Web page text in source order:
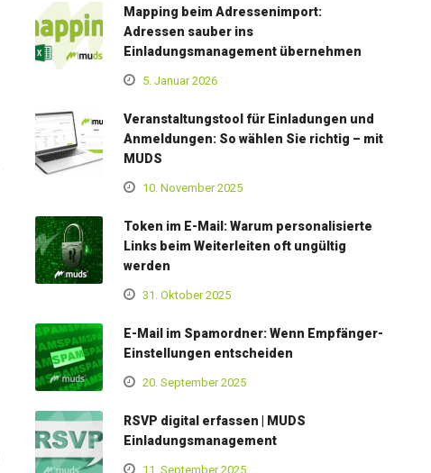
Mapping beim Adressenimport:
Adressen sauber ins
Einladungsmanagement übernehmen
5. Januar 2026
Veranstaltungstool für Einladungen und
Anmeldungen: So wählen Sie richtig – mit
MUDS
10. November 2025
Token im E-Mail: Warum personalisierte
Links beim Weiterleiten oft ungültig
werden
31. Oktober 2025
E-Mail im Spamordner: Wenn Empfänger-
Einstellungen entscheiden
20. September 2025
RSVP digital erfassen | MUDS
Einladungsmanagement
11. September 2025